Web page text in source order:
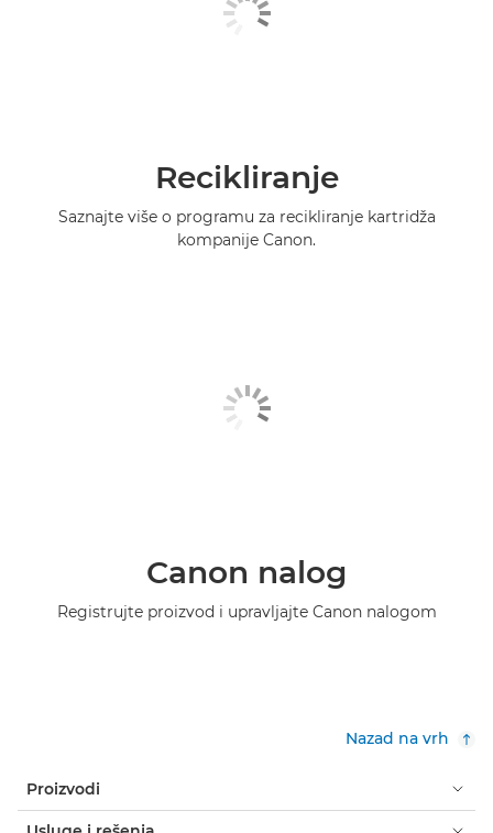
Recikliranje
Saznajte više o programu za recikliranje kartridža
kompanije Canon.
Canon nalog
Registrujte proizvod i upravljajte Canon nalogom
Nazad na vrh
Proizvodi